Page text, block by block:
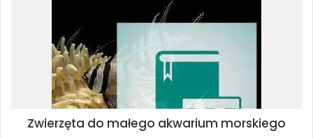
Zwierzęta do małego akwarium morskiego